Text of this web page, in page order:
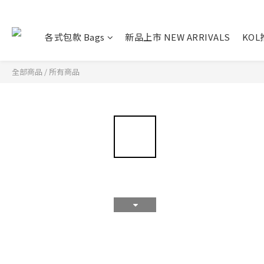
各式包款 Bags 新品上市 NEW ARRIVALS KOL
全部商品 / 所有商品